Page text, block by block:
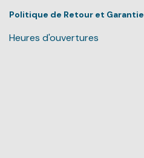
Politique de Retour et Garantie
Heures d'ouvertures